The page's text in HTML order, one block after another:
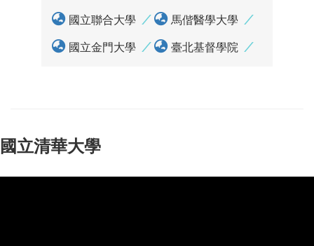
國立聯合大學 馬偕醫學大學
國立金門大學 臺北基督學院
國立清華大學